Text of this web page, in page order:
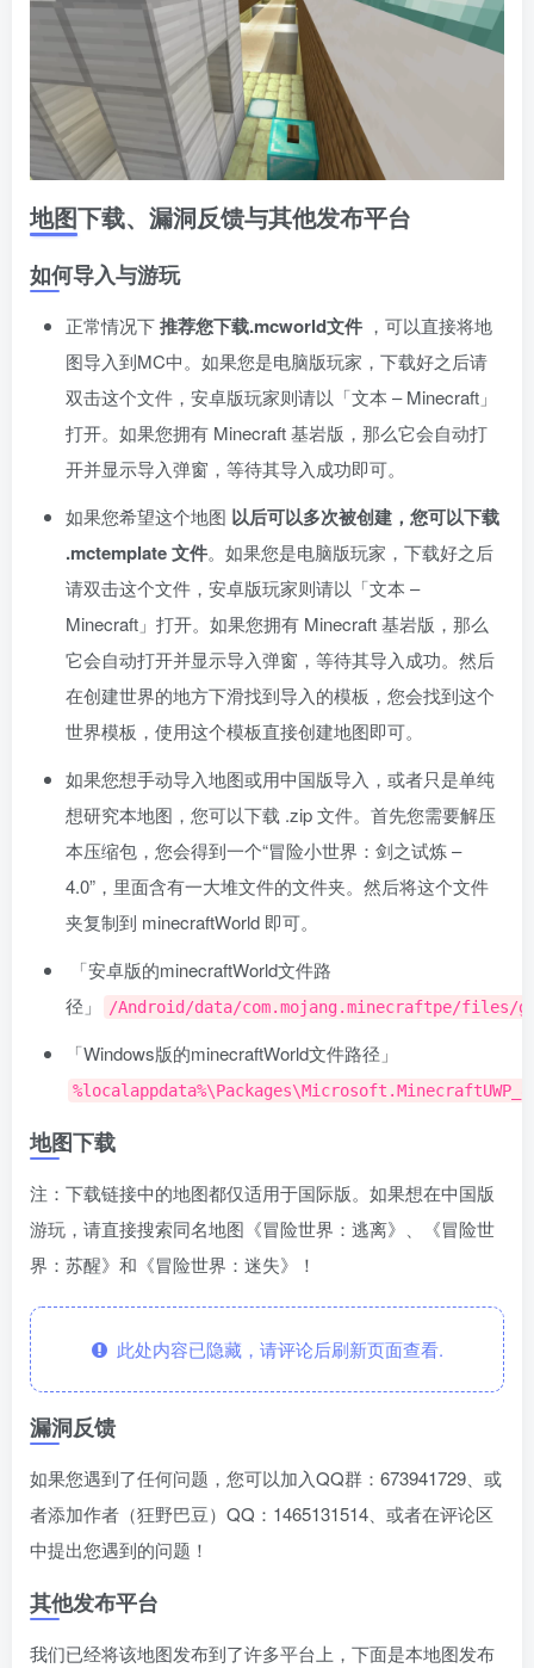
地图下载、漏洞反馈与其他发布平台
如何导入与游玩
正常情况下推荐您下载.mcworld文件 ，可以直接将地
图导入到MC中。如果您是电脑版玩家，下载好之后请
双击这个文件，安卓版玩家则请以「文本 – Minecraft」
打开。如果您拥有 Minecraft 基岩版，那么它会自动打
开并显示导入弹窗，󠄹󠅀󠄪󠄢󠄡󠄦󠄞󠄧󠄣󠄞󠄢󠄡󠄧󠄞󠄡󠄣󠅬󠅅󠅃󠄵󠅂󠄪󠅗󠅥󠅕󠅣󠅤󠅬󠅄󠄹󠄽󠄵󠄪󠄢󠄠󠄢󠄦󠄝󠄠󠄨󠄝󠄠󠄦󠄐󠄠󠄦󠄪󠄣󠄩󠄪󠄠󠄢󠅬󠇓󠅰󠆀󠅄󠄹󠅄󠄱󠄹󠄻󠄵󠇓󠅰󠆁󠅄󠇕󠆔󠆚󠇗󠆗󠆁󠇗󠆭󠆁󠄐󠇗󠅹󠅸󠇖󠆍󠅳󠇖󠅹󠅰󠇖󠆌󠅹等待其导入成功即可。
如果您希望这个地图 以后可以多次被创建，您可以下载
.mctemplate 󠄹󠅀󠄪󠄢󠄡󠄦󠄞󠄧󠄣󠄞󠄢󠄡󠄧󠄞󠄡󠄣󠅬󠅅󠅃󠄵󠅂󠄪󠅗󠅥󠅕󠅣󠅤󠅬󠅄󠄹󠄽󠄵󠄪󠄢󠄠󠄢󠄦󠄝󠄠󠄨󠄝󠄠󠄦󠄐󠄠󠄦󠄪󠄣󠄩󠄪󠄠󠄢󠅬󠇓󠅰󠆀󠅄󠄹󠅄󠄱󠄹󠄻󠄵󠇓󠅰󠆁󠅄󠇕󠆔󠆚󠇗󠆗󠆁󠇗󠆭󠆁󠄐󠇗󠅹󠅸󠇖󠆍󠅳󠇖󠅹󠅰󠇖󠆌󠅹文件。󠄹󠅀󠄪󠄢󠄡󠄦󠄞󠄧󠄣󠄞󠄢󠄡󠄧󠄞󠄡󠄣󠅬󠅅󠅃󠄵󠅂󠄪󠅗󠅥󠅕󠅣󠅤󠅬󠅄󠄹󠄽󠄵󠄪󠄢󠄠󠄢󠄦󠄝󠄠󠄨󠄝󠄠󠄦󠄐󠄠󠄦󠄪󠄣󠄩󠄪󠄠󠄢󠅬󠇓󠅰󠆀󠅄󠄹󠅄󠄱󠄹󠄻󠄵󠇓󠅰󠆁󠅄󠇕󠆔󠆚󠇗󠆗󠆁󠇗󠆭󠆁󠄐󠇗󠅹󠅸󠇖󠆍󠅳󠇖󠅹󠅰󠇖󠆌󠅹如果您是电脑版玩家，下载好之后
请双击这个文件，安卓版玩家则请以「文本 –
Minecraft」打开。如果您拥有 Minecraft 基岩版，那么
它会自动打开并显示导入弹窗，等待其导入成功。然后
在创建世界的地方下滑找到导入的模板，您会找到这个
世界模板，使用这个模板直接创建地图即可。
如果您想手动导入地图或用中国版导入，或者只是单纯
想研究本地图，您可以下载 .zip 文件。首先您需要解压
本压缩包，您会得到一个“冒险小世界：剑之试炼 –
4.0”，里面含有一大堆文件󠄹󠅀󠄪󠄢󠄡󠄦󠄞󠄧󠄣󠄞󠄢󠄡󠄧󠄞󠄡󠄣󠅬󠅅󠅃󠄵󠅂󠄪󠅗󠅥󠅕󠅣󠅤󠅬󠅄󠄹󠄽󠄵󠄪󠄢󠄠󠄢󠄦󠄝󠄠󠄨󠄝󠄠󠄦󠄐󠄠󠄦󠄪󠄣󠄩󠄪󠄠󠄢󠅬󠇓󠅰󠆀󠅄󠄹󠅄󠄱󠄹󠄻󠄵󠇓󠅰󠆁󠅄󠇕󠆔󠆚󠇗󠆗󠆁󠇗󠆭󠆁󠄐󠇗󠅹󠅸󠇖󠆍󠅳󠇖󠅹󠅰󠇖󠆌󠅹的文件夹。然后将这个文件
夹复制到 minecraftWorld 即可。
「安卓版的minecraftWorld文󠄹󠅀󠄪󠄢󠄡󠄦󠄞󠄧󠄣󠄞󠄢󠄡󠄧󠄞󠄡󠄣󠅬󠅅󠅃󠄵󠅂󠄪󠅗󠅥󠅕󠅣󠅤󠅬󠅄󠄹󠄽󠄵󠄪󠄢󠄠󠄢󠄦󠄝󠄠󠄨󠄝󠄠󠄦󠄐󠄠󠄦󠄪󠄣󠄩󠄪󠄠󠄢󠅬󠇓󠅰󠆀󠅄󠄹󠅄󠄱󠄹󠄻󠄵󠇓󠅰󠆁󠅄󠇕󠆔󠆚󠇗󠆗󠆁󠇗󠆭󠆁󠄐󠇗󠅹󠅸󠇖󠆍󠅳󠇖󠅹󠅰󠇖󠆌󠅹件路
径」
/Android/data/com.mojang.minecraftpe/files/
「Windows版的minecraftWorld文件路󠄹󠅀󠄪󠄢󠄡󠄦󠄞󠄧󠄣󠄞󠄢󠄡󠄧󠄞󠄡󠄣󠅬󠅅󠅃󠄵󠅂󠄪󠅗󠅥󠅕󠅣󠅤󠅬󠅄󠄹󠄽󠄵󠄪󠄢󠄠󠄢󠄦󠄝󠄠󠄨󠄝󠄠󠄦󠄐󠄠󠄦󠄪󠄣󠄩󠄪󠄠󠄢󠅬󠇓󠅰󠆀󠅄󠄹󠅄󠄱󠄹󠄻󠄵󠇓󠅰󠆁󠅄󠇕󠆔󠆚󠇗󠆗󠆁󠇗󠆭󠆁󠄐󠇗󠅹󠅸󠇖󠆍󠅳󠇖󠅹󠅰󠇖󠆌󠅹径」
地图下载
注：下载链接中的地图都仅适用于󠄹󠅀󠄪󠄢󠄡󠄦󠄞󠄧󠄣󠄞󠄢󠄡󠄧󠄞󠄡󠄣󠅬󠅅󠅃󠄵󠅂󠄪󠅗󠅥󠅕󠅣󠅤󠅬󠅄󠄹󠄽󠄵󠄪󠄢󠄠󠄢󠄦󠄝󠄠󠄨󠄝󠄠󠄦󠄐󠄠󠄦󠄪󠄣󠄩󠄪󠄠󠄢󠅬󠇓󠅰󠆀󠅄󠄹󠅄󠄱󠄹󠄻󠄵󠇓󠅰󠆁󠅄󠇕󠆔󠆚󠇗󠆗󠆁󠇗󠆭󠆁󠄐󠇗󠅹󠅸󠇖󠆍󠅳󠇖󠅹󠅰󠇖󠆌󠅹国际版。如果想在中国版
游玩，请直接搜索同名地图《冒险世界：逃离》、《冒险世
界：苏醒》和《冒险世界：迷失》！
此处内容已隐藏，请评论后刷新页面查看.
漏洞反馈
如果您遇到了任何问题，您可以加入QQ󠄹󠅀󠄪󠄢󠄡󠄦󠄞󠄧󠄣󠄞󠄢󠄡󠄧󠄞󠄡󠄣󠅬󠅅󠅃󠄵󠅂󠄪󠅗󠅥󠅕󠅣󠅤󠅬󠅄󠄹󠄽󠄵󠄪󠄢󠄠󠄢󠄦󠄝󠄠󠄨󠄝󠄠󠄦󠄐󠄠󠄦󠄪󠄣󠄩󠄪󠄠󠄢󠅬󠇓󠅰󠆀󠅄󠄹󠅄󠄱󠄹󠄻󠄵󠇓󠅰󠆁󠅄󠇕󠆔󠆚󠇗󠆗󠆁󠇗󠆭󠆁󠄐󠇗󠅹󠅸󠇖󠆍󠅳󠇖󠅹󠅰󠇖󠆌󠅹群：673941729、或
者添加作者（狂野巴豆）QQ：1465131514、或者在评论区
中提出您遇到的问题！
其他发布平台
我们已经将该地图发布到󠄹󠅀󠄪󠄢󠄡󠄦󠄞󠄧󠄣󠄞󠄢󠄡󠄧󠄞󠄡󠄣󠅬󠅅󠅃󠄵󠅂󠄪󠅗󠅥󠅕󠅣󠅤󠅬󠅄󠄹󠄽󠄵󠄪󠄢󠄠󠄢󠄦󠄝󠄠󠄨󠄝󠄠󠄦󠄐󠄠󠄦󠄪󠄣󠄩󠄪󠄠󠄢󠅬󠇓󠅰󠆀󠅄󠄹󠅄󠄱󠄹󠄻󠄵󠇓󠅰󠆁󠅄󠇕󠆔󠆚󠇗󠆗󠆁󠇗󠆭󠆁󠄐󠇗󠅹󠅸󠇖󠆍󠅳󠇖󠅹󠅰󠇖󠆌󠅹了许多平台上，下面是本地图发布